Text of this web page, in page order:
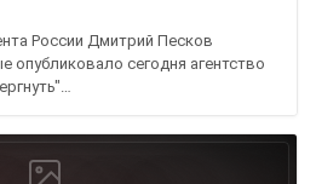
России Дмитрий Песков
опубликовало сегодня агентство